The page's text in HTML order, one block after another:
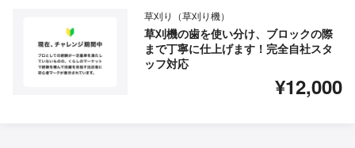
草刈り（草刈り機）
草刈機の歯を使い分け、ブロックの際
まで丁寧に仕上げます！完全自社スタ
ッフ対応
¥12,000